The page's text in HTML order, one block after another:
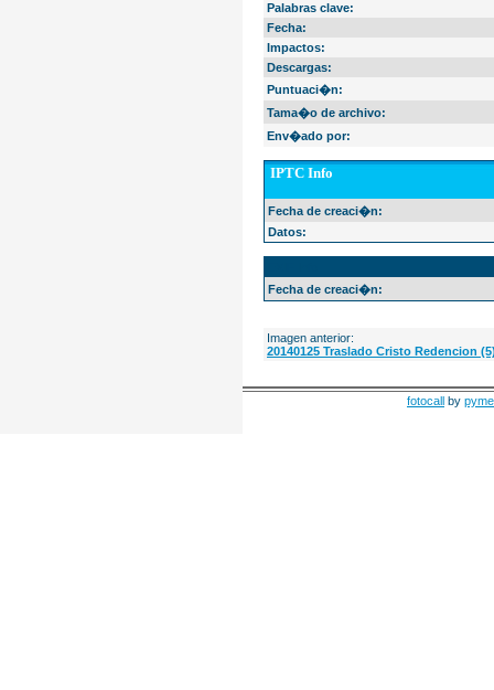
Palabras clave:
Fecha:
Impactos:
Descargas:
Puntuaci�n:
Tama�o de archivo:
Env�ado por:
IPTC Info
Fecha de creaci�n:
Datos:
Fecha de creaci�n:
Imagen anterior:
20140125 Traslado Cristo Redencion
fotocall by